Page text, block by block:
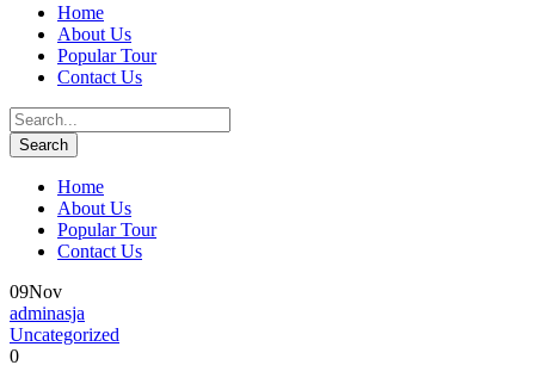
Home
About Us
Popular Tour
Contact Us
Home
About Us
Popular Tour
Contact Us
09Nov
adminasja
Uncategorized
0